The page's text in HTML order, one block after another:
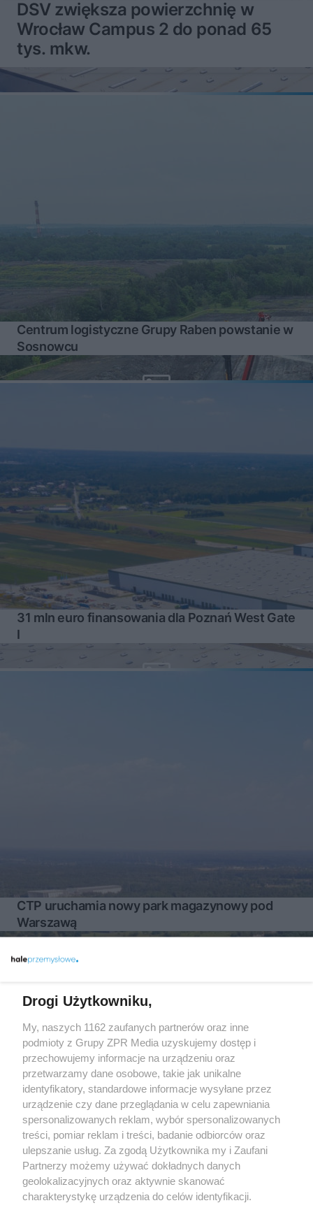
DSV zwiększa powierzchnię w
Wrocław Campus 2 do ponad 65
tys. mkw.
Centrum logistyczne Grupy Raben powstanie w
Sosnowcu
31 mln euro finansowania dla Poznań West Gate
I
CTP uruchamia nowy park magazynowy pod
Warszawą
Żaden utwór zamieszczony w serwisie nie może być powielany i
rozpowszechniany lub dalej rozpowszechniany w jakikolwiek
sposób (w tym także elektroniczny lub mechaniczny) na
jakimkolwiek polu eksploatacji w jakiejkolwiek formie, włącznie z
umieszczaniem w Internecie bez pisemnej zgody właściciela praw.
Jakiekolwiek użycie lub wykorzystanie utworów w całości lub w
części z naruszeniem prawa, tzn. bez właściwej zgody, jest
zabronione pod groźbą kary i może być ścigane prawnie.
Drogi Użytkowniku,
My, naszych 1162 zaufanych partnerów oraz inne
podmioty z Grupy ZPR Media uzyskujemy dostęp i
przechowujemy informacje na urządzeniu oraz
przetwarzamy dane osobowe, takie jak unikalne
identyfikatory, standardowe informacje wysyłane przez
urządzenie czy dane przeglądania w celu zapewniania
spersonalizowanych reklam, wybór spersonalizowanych
treści, pomiar reklam i treści, badanie odbiorców oraz
ulepszanie usług. Za zgodą Użytkownika my i Zaufani
Partnerzy możemy używać dokładnych danych
geolokalizacyjnych oraz aktywnie skanować
charakterystykę urządzenia do celów identyfikacji.